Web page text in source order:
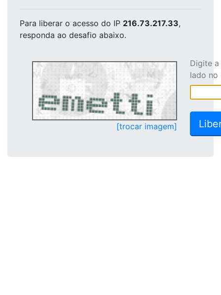
Para liberar o acesso do IP 216.73.217.33,
responda ao desafio abaixo.
[trocar imagem]
Digite
lado no